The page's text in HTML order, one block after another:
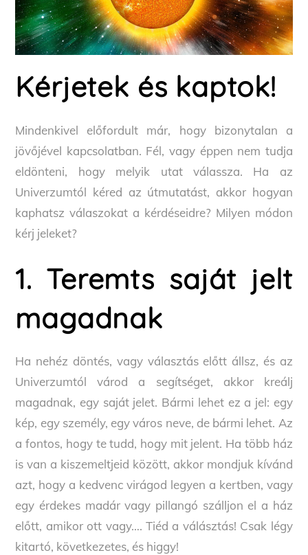
Kérjetek és kaptok!
Mindenkivel előfordult már, hogy bizonytalan a
jövőjével kapcsolatban. Fél, vagy éppen nem tudja
eldönteni, hogy melyik utat válassza. Ha az
Univerzumtól kéred az útmutatást, akkor hogyan
kaphatsz válaszokat a kérdéseidre? Milyen módon
kérj jeleket?
1. Teremts saját jelt
magadnak
Ha nehéz döntés, vagy választás előtt állsz, és az
Univerzumtól várod a segítséget, akkor kreálj
magadnak, egy saját jelet. Bármi lehet ez a jel: egy
kép, egy személy, egy város neve, de bármi lehet. Az
a fontos, hogy te tudd, hogy mit jelent. Ha több ház
is van a kiszemeltjeid között, akkor mondjuk kívánd
azt, hogy a kedvenc virágod legyen a kertben, vagy
egy érdekes madár vagy pillangó szálljon el a ház
előtt, amikor ott vagy…. Tiéd a válásztás! Csak légy
kitartó, következetes, és higgy!